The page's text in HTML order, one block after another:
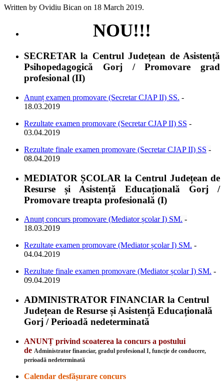
Written by Ovidiu Bican on 18 March 2019.
NOU!!!
SECRETAR la Centrul Județean de Asistență
Psihopedagogică Gorj / Promovare grad
profesional (II)
Anunț examen promovare (Secretar CJAP II) SS. -
18.03.2019
Rezultate examen promovare (Secretar CJAP II) SS -
03.04.2019
Rezultate finale examen promovare (Secretar CJAP II) SS -
08.04.2019
MEDIATOR ȘCOLAR la Centrul Județean de
Resurse și Asistență Educațională Gorj /
Promovare treapta profesională (I)
Anunț concurs promovare (Mediator școlar I) SM. -
18.03.2019
Rezultate examen promovare (Mediator școlar I) SM. -
04.04.2019
Rezultate finale examen promovare (Mediator școlar I) SM. -
09.04.2019
ADMINISTRATOR FINANCIAR la Centrul
Județean de Resurse și Asistență Educațională
Gorj / Perioadă nedeterminată
ANUNȚ privind scoaterea la concurs a postului
de Administrator financiar, gradul profesional I, funcție de conducere,
perioadă nedeterminată
Calendar desfășurare concurs